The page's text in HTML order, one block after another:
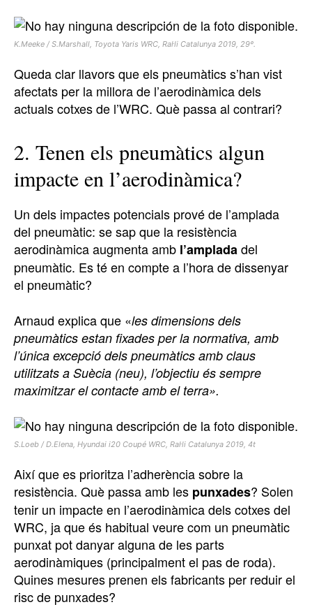
K.Meeke / S.Marshall, Toyota Yaris WRC, Ral·li Catalunya 2019, 29º.
Queda clar llavors que els pneumàtics s’han vist
afectats per la millora de l’aerodinàmica dels
actuals cotxes de l’WRC. Què passa al contrari?
2. Tenen els pneumàtics algun
impacte en l’aerodinàmica?
Un dels impactes potencials prové de l’amplada
del pneumàtic: se sap que la resistència
aerodinàmica augmenta amb l’ampladadel
pneumàtic. Es té en compte a l’hora de dissenyar
el pneumàtic?
Arnaud explica que «les dimensions dels
pneumàtics estan fixades per la normativa, amb
l’única excepció dels pneumàtics amb claus
utilitzats a Suècia (neu), l’objectiu és sempre
maximitzar el contacte amb el terra».
S.Loeb / D.Elena, Hyundai i20 Coupé WRC, Ral·li Catalunya 2019, 4t
Així que es prioritza l’adherència sobre la
resistència. Què passa amb les punxades? Solen
tenir un impacte en l’aerodinàmica dels cotxes del
WRC, ja que és habitual veure com un pneumàtic
punxat pot danyar alguna de les parts
aerodinàmiques (principalment el pas de roda).
Quines mesures prenen els fabricants per reduir el
risc de punxades?